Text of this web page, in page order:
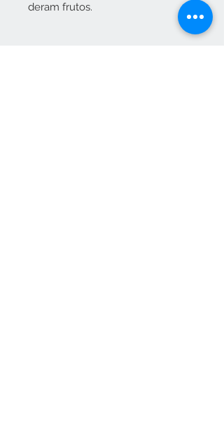
deram frutos.